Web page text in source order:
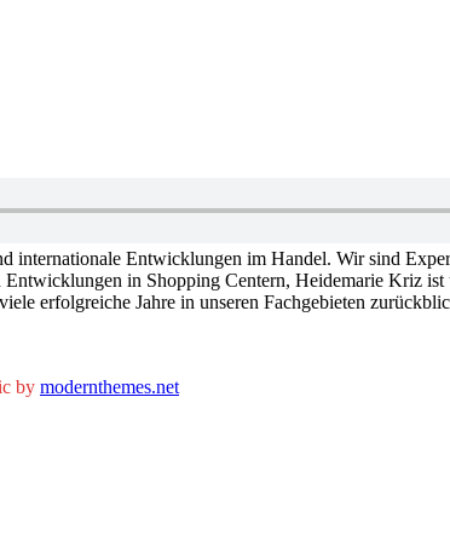
internationale Entwicklungen im Handel. Wir sind
in Shopping Centern, Heidemarie Kriz
erfolgreiche Jahre in unseren Fachgebieten
by modernthemes.net